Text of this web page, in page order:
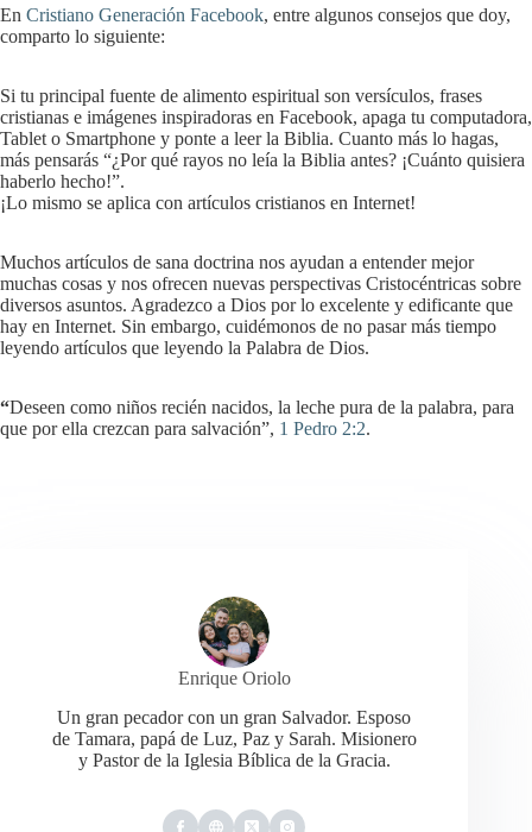
En Cristiano Generación Facebook, entre algunos consejos que doy,
comparto lo siguiente:
Si tu principal fuente de alimento espiritual son versículos, frases
cristianas e imágenes inspiradoras en Facebook, apaga tu computadora,
Tablet o Smartphone y ponte a leer la Biblia. Cuanto más lo hagas,
más pensarás “¿Por qué rayos no leía la Biblia antes? ¡Cuánto quisiera
haberlo hecho!”.
¡Lo mismo se aplica con artículos cristianos en Internet!
Muchos artículos de sana doctrina nos ayudan a entender mejor
muchas cosas y nos ofrecen nuevas perspectivas Cristocéntricas sobre
diversos asuntos. Agradezco a Dios por lo excelente y edificante que
hay en Internet. Sin embargo, cuidémonos de no pasar más tiempo
leyendo artículos que leyendo la Palabra de Dios.
“Deseen como niños recién nacidos, la leche pura de la palabra, para
que por ella crezcan para salvación”, 1 Pedro 2:2.
Enrique Oriolo
Un gran pecador con un gran Salvador. Esposo
de Tamara, papá de Luz, Paz y Sarah. Misionero
y Pastor de la Iglesia Bíblica de la Gracia.